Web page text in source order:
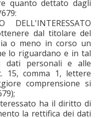
quanto dettato dagli
dal titolare del
o meno in corso un
lo riguardano e in tal
dati personali e alle
15, comma 1, lettere
comprensione si
ha il diritto di
la rettifica dei dati